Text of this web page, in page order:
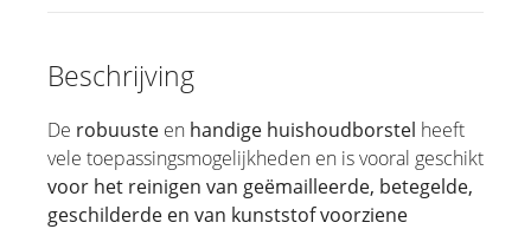
Beschrijving
De robuuste en handige huishoudborstel heeft
vele toepassingsmogelijkheden en is vooral geschikt
voor het reinigen van geëmailleerde, betegelde,
geschilderde en van kunststof voorziene